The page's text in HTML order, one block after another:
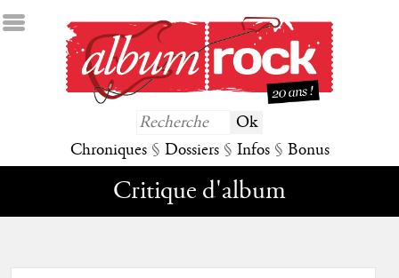
Chroniques § Dossiers § Infos § Bonus
Critique d'album